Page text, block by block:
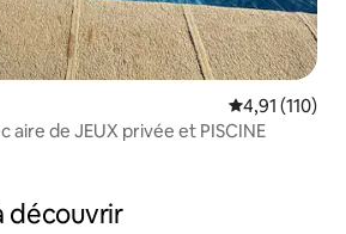
Note
4,91 (110)
aire de JEUX privée et PISCINE
découvrir